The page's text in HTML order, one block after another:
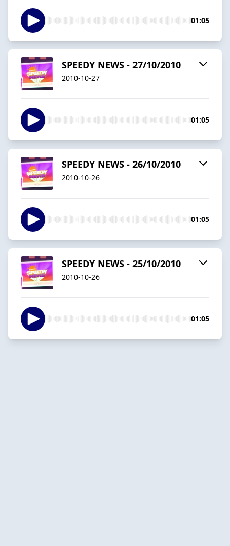
01:05
SPEEDY NEWS - 27/10/2010
2010-10-27
01:05
SPEEDY NEWS - 26/10/2010
2010-10-26
01:05
SPEEDY NEWS - 25/10/2010
2010-10-26
01:05